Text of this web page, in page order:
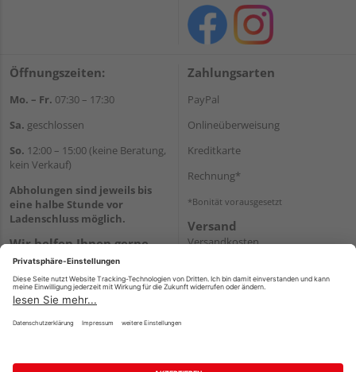
Öffnungszeiten:
Mo. – Fr. 07:30 – 17:30
Sa. geschlossen
So. 12:00 – 15:00 (keine Beratung,
kein Verkauf)
Abholungen sind jeweils bis
eine halbe Stunde vor
Ladenschluss möglich.
Wir helfen Ihnen gerne
weiter
Tel.:+49 2151 8787-70
E-Mail:onlineshop@holz-
roeren.de
Zahlungsarten
PayPal
Onlineüberweisung
Kreditkarte
Rechnung*
*Bonität vorausgesetzt
Versand
Versandkosten
Impressum AGB Widerruf Datenschutz